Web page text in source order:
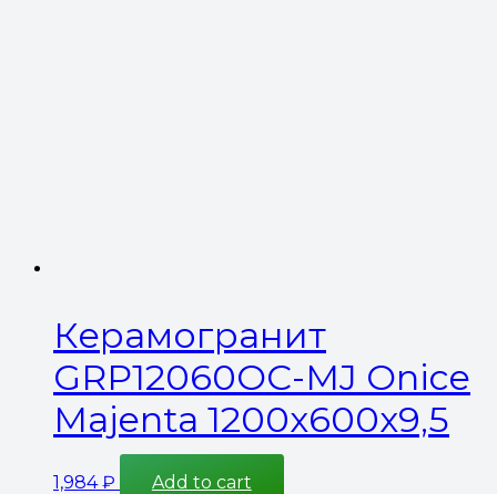
Керамогранит
GRP12060OC-MJ Onice
Majenta 1200x600x9,5
1,984₽ Add to cart